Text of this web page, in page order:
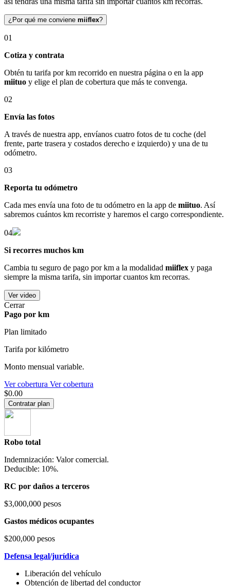
¿Por qué me conviene miiflex?
01
Cotiza y contrata
Obtén tu tarifa por km recorrido en nuestra página o en la app
miituo y elige el plan de cobertura que más te convenga.
02
Envía las fotos
A través de nuestra app, envíanos cuatro fotos de tu coche (del
frente, parte trasera y costados derecho e izquierdo) y una de tu
odómetro.
03
Reporta tu odómetro
Cada mes envía una foto de tu odómetro en la app de miituo. Así
sabremos cuántos km recorriste y haremos el cargo correspondiente.
04
Si recorres muchos km
Cambia tu seguro de pago por km a la modalidad miiflex y paga
siempre la misma tarifa, sin importar cuantos km recorras.
Ver video
Cerrar
Pago por km
Plan limitado
Tarifa por kilómetro
Monto mensual variable.
Ver cobertura Ver cobertura
$0.00
Contratar plan
Robo total
Indemnización: Valor comercial.
Deducible: 10%.
RC por daños a terceros
$3,000,000 pesos
Gastos médicos ocupantes
$200,000 pesos
Defensa legal/jurídica
Liberación del vehículo
Obtención de libertad del conductor